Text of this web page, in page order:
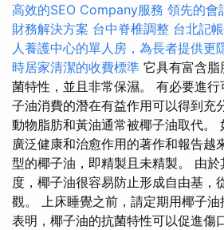
高效的SEO Company服務 領先的會
財務解決方案 台中脊椎調整 台北記
人養護中心的單人房，為長者提供更
時居家清潔的收費標準 它具有富含
菌特性，並且非常保濕。 有必要進
子油消費的潛在有益作用可以得到充
動物脂肪和黃油通常被椰子油取代。
廣泛健康和治愈作用的著作和報告越
型的椰子油，即精製且未精製。 由
度，椰子油很容易防止形成自由基，
觀。 上床睡覺之前，請定期用椰子
表明，椰子油的抗菌特性可以促進傷